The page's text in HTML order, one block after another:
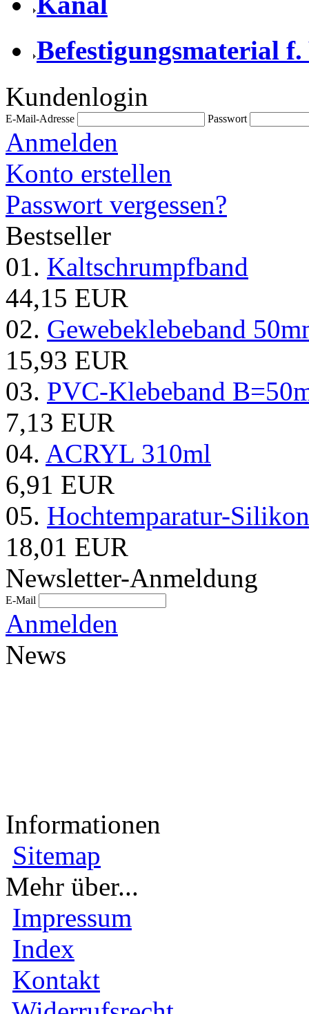
Befestigungsmaterial
Kundenlogin
E-Mail-Adresse Passwort
Anmelden
Konto erstellen
Passwort vergessen?
Bestseller
01. Kaltschrumpfband
44,15 EUR
02. Gewebeklebeband
15,93 EUR
03. PVC-Klebeband
7,13 EUR
04. ACRYL 310ml
6,91 EUR
05. Hochtemparatur-
18,01 EUR
Newsletter-Anmeldung
E-Mail
Anmelden
News
Informationen
Sitemap
Mehr über...
Impressum
Index
Kontakt